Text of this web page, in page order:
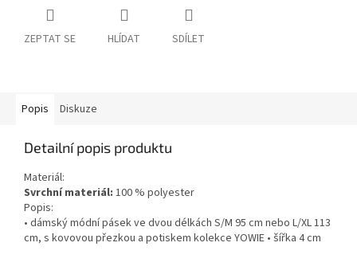
ZEPTAT SE HLÍDAT SDÍLET
Popis Diskuze
Detailní popis produktu
Materiál:
Svrchní materiál: 100 % polyester
Popis:
• dámský módní pásek ve dvou délkách S/M 95 cm nebo L/XL 113
cm, s kovovou přezkou a potiskem kolekce YOWIE • šířka 4 cm